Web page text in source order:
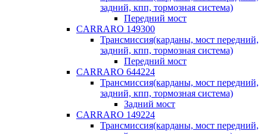
задний, кпп, тормозная система)
Передний мост
CARRARO 149300
Трансмиссия(карданы, мост передний,
задний, кпп, тормозная система)
Передний мост
CARRARO 644224
Трансмиссия(карданы, мост передний,
задний, кпп, тормозная система)
Задний мост
CARRARO 149224
Трансмиссия(карданы, мост передний,